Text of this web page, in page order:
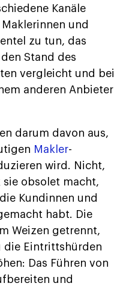
Kanäle
und
zu tun, das
Stand des
vergleicht und bei
anderen Anbieter
darum davon aus,
Makler-
wird. Nicht,
sie obsolet macht,
Kundinnen und
habt. Die
Weizen getrennt,
die Eintrittshürden
Das Führen von
und